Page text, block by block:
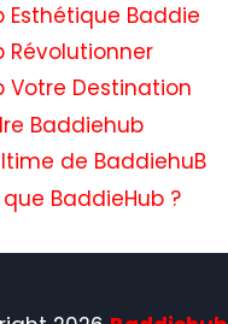
Esthétique Baddie
Révolutionner
Votre Destination
Baddiehub
de BaddiehuB
BaddieHub ?